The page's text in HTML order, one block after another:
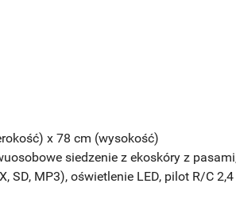
x 78 cm (wysokość)
siedzenie z ekoskóry z
SD, MP3), oświetlenie LED, pilot R/C 2,4